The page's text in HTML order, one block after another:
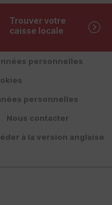
Trouver votre
caisse locale
personnelles
personnelles
Nous contacter
à la version anglaise